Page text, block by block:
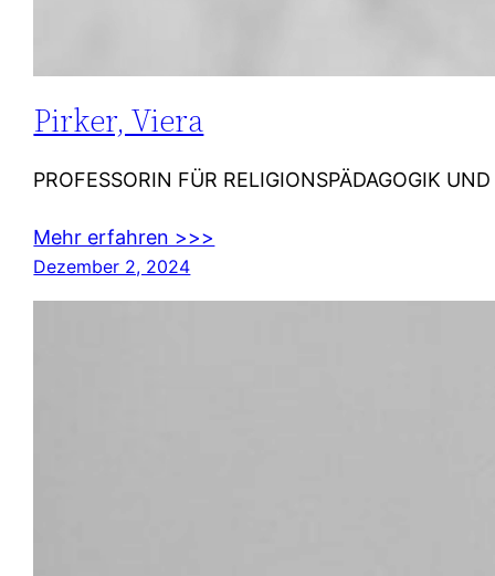
Pirker, Viera
PROFESSORIN FÜR RELIGIONSPÄDAGOGIK
Mehr erfahren >>>
Dezember 2, 2024